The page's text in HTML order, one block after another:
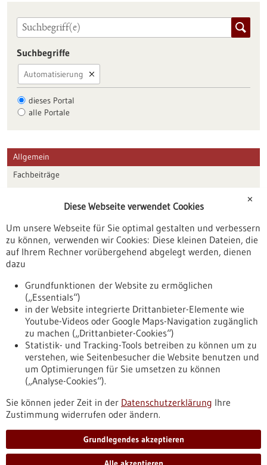
Suchbegriffe
Automatisierung
dieses Portal
alle Portale
Allgemein
Fachbeiträge
Veranstaltungen
Erscheinungsdatum
Nach oben
Informiert bleiben
Newsletter abonnieren
✕
Diese Webseite verwendet Cookies
Um unsere Webseite für Sie optimal gestalten und verbessern
zu können, verwenden wir Cookies: Diese kleinen Dateien, die
auf Ihrem Rechner vorübergehend abgelegt werden, dienen
dazu
Grundfunktionen der Website zu ermöglichen
(„Essentials“)
in der Website integrierte Drittanbieter-Elemente wie
Youtube-Videos oder Google Maps-Navigation zugänglich
zu machen („Drittanbieter-Cookies“)
Statistik- und Tracking-Tools betreiben zu können um zu
verstehen, wie Seitenbesucher die Website benutzen und
um Optimierungen für Sie umsetzen zu können
(„Analyse-Cookies“).
Sie können jeder Zeit in der Datenschutzerklärung Ihre
Zustimmung widerrufen oder ändern.
Grundlegendes akzeptieren